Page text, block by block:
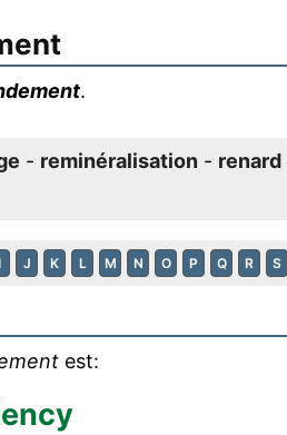
.
- reminéralisation - renard
J K L M N O P Q R S
est: